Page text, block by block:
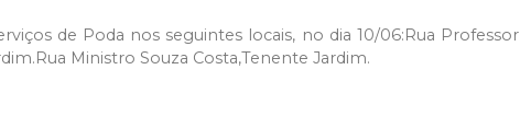
de Poda nos seguintes locais, no dia 10/06:Rua Professor
Ministro Souza Costa,Tenente Jardim.